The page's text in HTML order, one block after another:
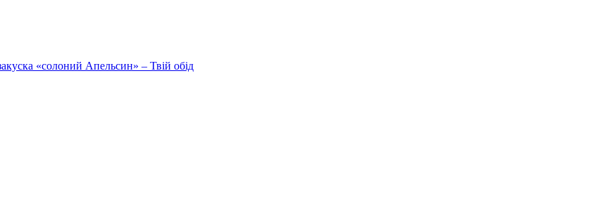
«солоний Апельсин» – Твій обід